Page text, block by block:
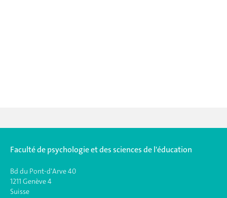
Faculté de psychologie et des sciences de l'éducation
Bd du Pont-d'Arve 40
1211 Genève 4
Suisse